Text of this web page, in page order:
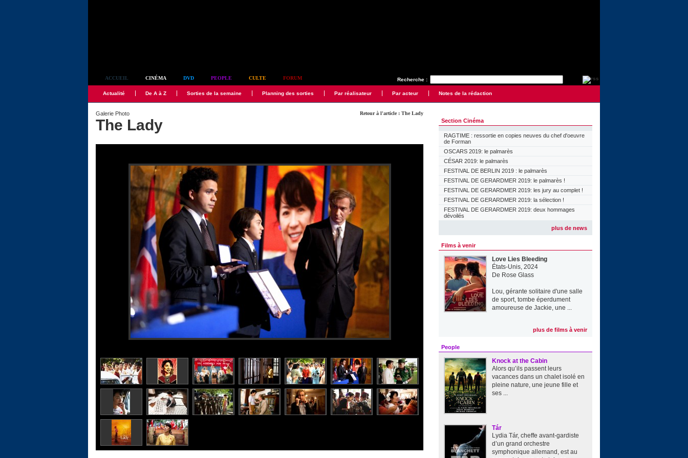
Recherche :
ACCUEIL CINÉMA DVD PEOPLE CULTE FORUM
Actualité De A à Z Sorties de la semaine Planning des sorties Par réalisateur Par acteur Notes de la rédaction
Retour à l'article : The Lady
Galerie Photo
The Lady Section Cinéma
RAGTIME : ressortie en copies neuves du chef d'oeuvre
de Forman
OSCARS 2019: le palmarès
CÉSAR 2019: le palmarès
FESTIVAL DE BERLIN 2019 : le palmarès
FESTIVAL DE GERARDMER 2019: le palmarès !
FESTIVAL DE GERARDMER 2019: les jury au complet !
FESTIVAL DE GERARDMER 2019: la sélection !
FESTIVAL DE GERARDMER 2019: deux hommages
dévoilés
plus de news
Films à venir
Love Lies Bleeding
États-Unis, 2024
De Rose Glass
Lou, gérante solitaire d'une salle
de sport, tombe éperdument
amoureuse de Jackie, une ...
plus de films à venir
People
Knock at the Cabin
Alors qu’ils passent leurs
vacances dans un chalet isolé en
pleine nature, une jeune fille et
ses ...
Tár
Lydia Tár, cheffe avant-gardiste
d’un grand orchestre
symphonique allemand, est au